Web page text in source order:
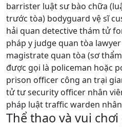
barrister luật sư bào chữa
trước tòa) bodyguard vệ sĩ
hải quan detective thám tử
pháp y judge quan tòa
magistrate quan tòa (sơ
được gọi là policeman hoặc
prison officer công an trại
tử tư security officer nhân
pháp luật traffic warden
Thể thao và vui